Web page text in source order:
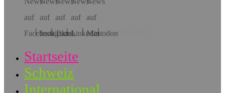
Hol dir die App!
Startseite
Schweiz
International